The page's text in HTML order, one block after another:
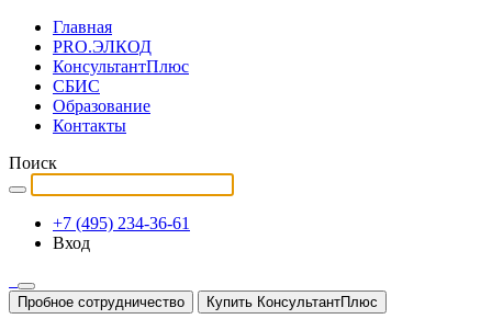
Главная
PRO.ЭЛКОД
КонсультантПлюс
СБИС
Образование
Контакты
Поиск
+7 (495) 234-36-61
Вход
Пробное сотрудничество Купить КонсультантПлюс